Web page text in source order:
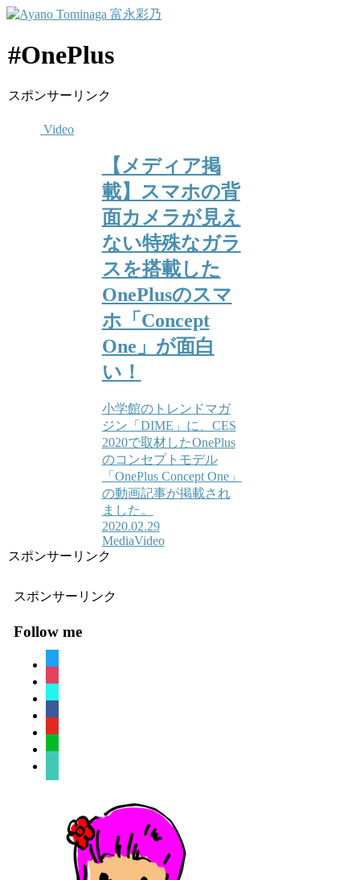
#OnePlus
スポンサーリンク
Video
【メディア掲
載】スマホの背
面カメラが見え
ない特殊なガラ
スを搭載した
OnePlusのスマ
ホ「Concept
One」が面白
い！
小学館のトレンドマガ
ジン「DIME」に、CES
2020で取材したOnePlus
のコンセプトモデル
「OnePlus Concept One」
の動画記事が掲載され
ました。
2020.02.29
MediaVideo
スポンサーリンク
スポンサーリンク
Follow me
note-